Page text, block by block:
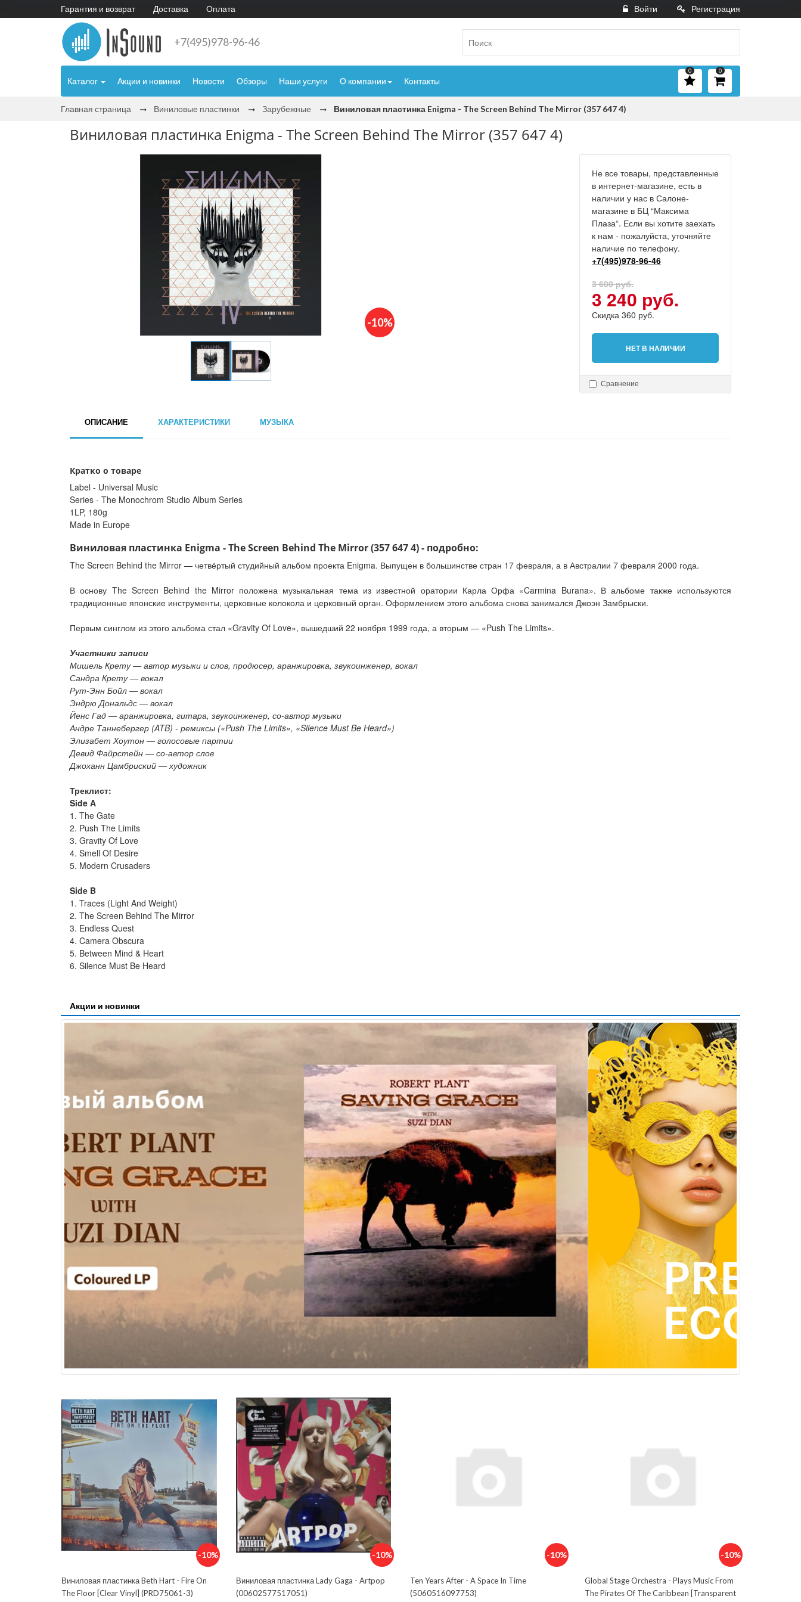
Гарантия и возврат Доставка Оплата Войти Регистрация
+7(495)978-96-46
Каталог Акции и новинки Новости Обзоры Наши услуги О компании Контакты
0
0
Главная страница Виниловые пластинки Зарубежные Виниловая пластинка Enigma - The Screen Behind The Mirror (357 647 4)
Виниловая пластинка Enigma - The Screen Behind The Mirror (357 647 4)
-10%
Не все товары, представленные
в интернет-магазине, есть в
наличии у нас в Салоне-
магазине в БЦ “Максима
Плаза“. Если вы хотите заехать
к нам - пожалуйста, уточняйте
наличие по телефону.
+7(495)978-96-46
3 600 руб.
3 240 руб.
Скидка 360 руб.
НЕТ В НАЛИЧИИ
Сравнение
ОПИСАНИЕ ХАРАКТЕРИСТИКИ МУЗЫКА
Кратко о товаре
Label - Universal Music
Series - The Monochrom Studio Album Series
1LP, 180g
Made in Europe
Виниловая пластинка Enigma - The Screen Behind The Mirror (357 647 4) - подробно:
The Screen Behind the Mirror — четвёртый студийный альбом проекта Enigma. Выпущен в большинстве стран 17 февраля, а в Австралии 7 февраля 2000 года.
В основу The Screen Behind the Mirror положена музыкальная тема из известной оратории Карла Орфа «Carmina Burana». В альбоме также используются
традиционные японские инструменты, церковные колокола и церковный орган. Оформлением этого альбома снова занимался Джоэн Замбрыски.
Первым синглом из этого альбома стал «Gravity Of Love», вышедший 22 ноября 1999 года, а вторым — «Push The Limits».
Участники записи
Мишель Крету — автор музыки и слов, продюсер, аранжировка, звукоинженер, вокал
Сандра Крету — вокал
Рут-Энн Бойл — вокал
Эндрю Дональдс — вокал
Йенс Гад — аранжировка, гитара, звукоинженер, со-автор музыки
Андре Таннебергер (ATB) - ремиксы («Push The Limits», «Silence Must Be Heard»)
Элизабет Хоутон — голосовые партии
Девид Файрстейн — со-автор слов
Джоханн Цамбриский — художник
Треклист:
Side A
1. The Gate
2. Push The Limits
3. Gravity Of Love
4. Smell Of Desire
5. Modern Crusaders
Side B
1. Traces (Light And Weight)
2. The Screen Behind The Mirror
3. Endless Quest
4. Camera Obscura
5. Between Mind & Heart
6. Silence Must Be Heard
Акции и новинки
-10%
Виниловая пластинка Beth Hart - Fire On
The Floor [Clear Vinyl] (PRD75061-3)
-10%
Виниловая пластинка Lady Gaga - Artpop
(00602577517051)
-10%
Ten Years After - A Space In Time
(5060516097753)
-10%
Global Stage Orchestra - Plays Music From
The Pirates Of The Caribbean [Transparent